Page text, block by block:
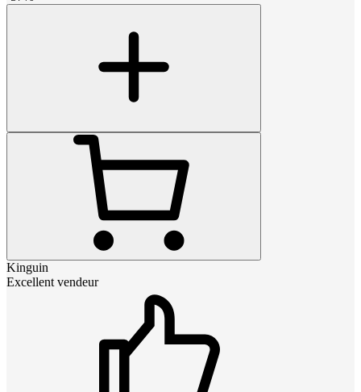
Kinguin
Excellent vendeur